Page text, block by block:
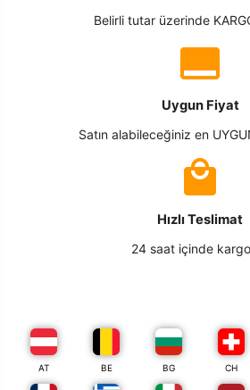
Belirli tutar üzerinde
Uygun Fiyat
Satın alabileceğiniz en
Hızlı Teslimat
24 saat içinde
AT BE BG CH